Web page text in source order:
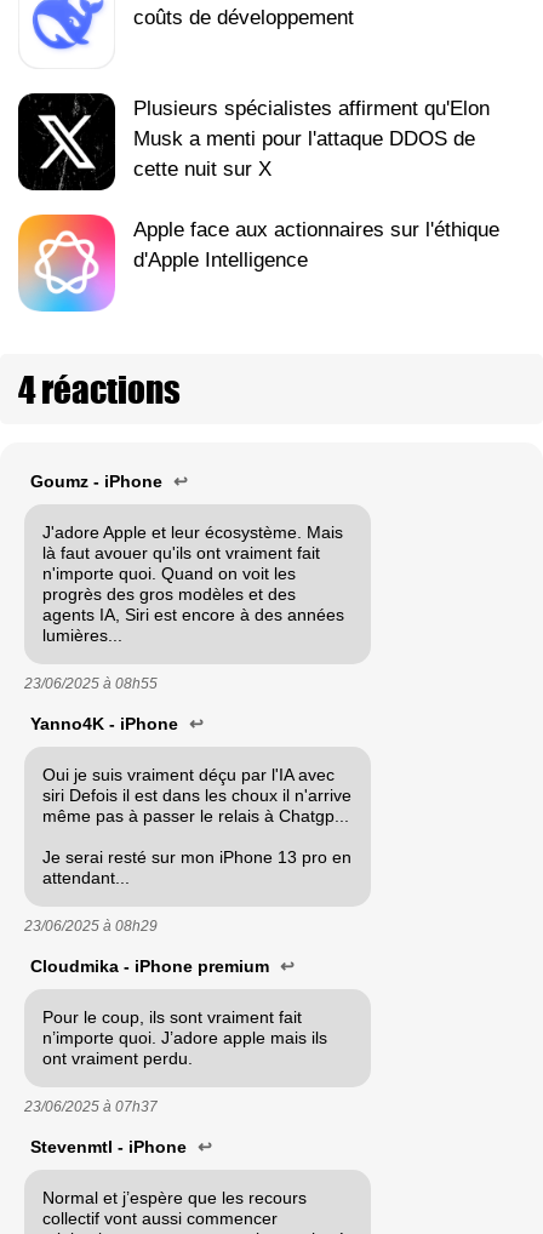
coûts de développement
Plusieurs spécialistes affirment qu'Elon
Musk a menti pour l'attaque DDOS de
cette nuit sur X
Apple face aux actionnaires sur l'éthique
d'Apple Intelligence
4 réactions
Goumz - iPhone ↩
J'adore Apple et leur écosystème. Mais
là faut avouer qu'ils ont vraiment fait
n'importe quoi. Quand on voit les
progrès des gros modèles et des
agents IA, Siri est encore à des années
lumières...
23/06/2025 à 08h55
Yanno4K - iPhone ↩
Oui je suis vraiment déçu par l'IA avec
siri Defois il est dans les choux il n'arrive
même pas à passer le relais à Chatgp...
Je serai resté sur mon iPhone 13 pro en
attendant...
23/06/2025 à 08h29
Cloudmika - iPhone premium ↩
Pour le coup, ils sont vraiment fait
n’importe quoi. J’adore apple mais ils
ont vraiment perdu.
23/06/2025 à 07h37
Stevenmtl - iPhone ↩
Normal et j’espère que les recours
collectif vont aussi commencer